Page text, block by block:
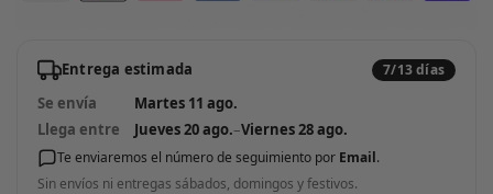
Entrega estimada 7/13 días
Se envía
Martes 11 ago.
Llega entre
Jueves 20 ago.–Viernes 28 ago.
Te enviaremos el número de seguimiento por Email.
Sin envíos ni entregas sábados, domingos y festivos.